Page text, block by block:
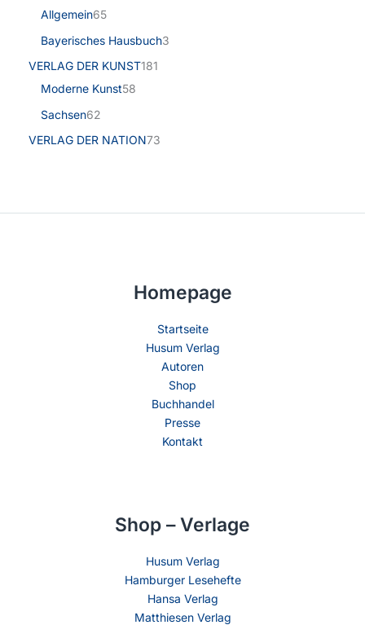
Allgemein65
Bayerisches Hausbuch3
VERLAG DER KUNST181
Moderne Kunst58
Sachsen62
VERLAG DER NATION73
Homepage
Startseite
Husum Verlag
Autoren
Shop
Buchhandel
Presse
Kontakt
Shop – Verlage
Husum Verlag
Hamburger Lesehefte
Hansa Verlag
Matthiesen Verlag